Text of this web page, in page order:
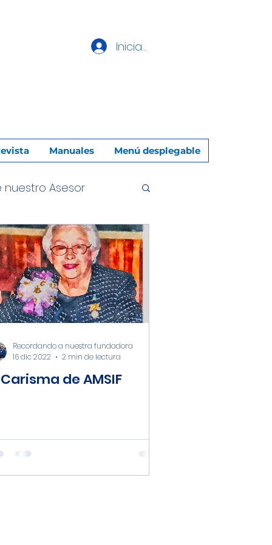
Manuales Menú desplegable
Iniciar sesión
nuestro Asesor
Carisma de AMSIF
Recordando a nuestra fundadora
16 dic 2022
2 min de lectura